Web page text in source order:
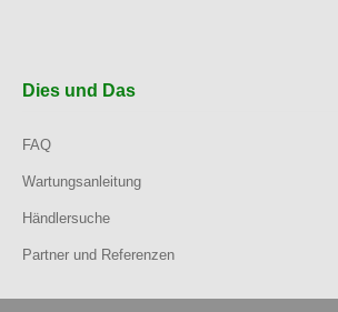
Dies und Das
FAQ
Wartungsanleitung
Händlersuche
Partner und Referenzen